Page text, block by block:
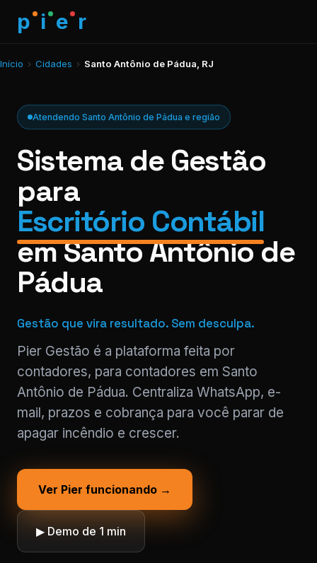
p i e r
Início › Cidades › Santo Antônio de Pádua, RJ
Atendendo Santo Antônio de Pádua e região
Sistema de Gestão
para
Escritório Contábil
em Santo Antônio de
Pádua
Gestão que vira resultado. Sem desculpa.
Pier Gestão é a plataforma feita por
contadores, para contadores em Santo
Antônio de Pádua. Centraliza WhatsApp, e-
mail, prazos e cobrança para você parar de
apagar incêndio e crescer.
Ver Pier funcionando →
▶ Demo de 1 min